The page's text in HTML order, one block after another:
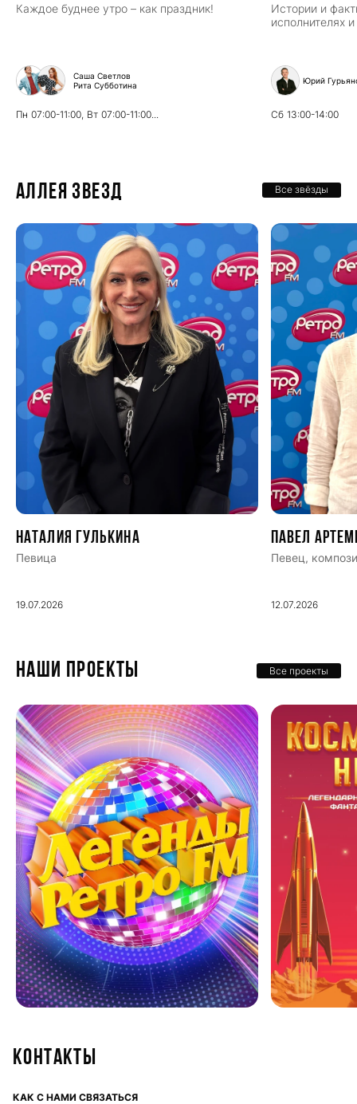
Каждое буднее утро – как праздник!
Саша Светлов
Рита Субботина
Пн 07:00-11:00, Вт 07:00-11:00...
Истории и
исполнителях
Юрий
Сб 13:00-14:00
Аллея звезд Все звёзды
Наталия Гулькина
Певица
19.07.2026
Павел
Певец,
12.07.2026
НАШИ ПРОЕКТЫ Все проекты
Контакты
КАК С НАМИ СВЯЗАТЬСЯ